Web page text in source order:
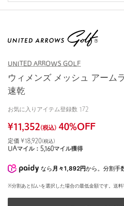
UNITED ARROWS GOLF
ウィメンズ メッシュ アーム
速乾
お気に入りアイテム登録数 172
¥11,352(税込) 40%OFF
定価 ¥ 18,920(税込)
UAマイル： 5,160マイル獲得
なら 月々1,892円から。分割手
※分割あと払いを選択した場合の最低金額です。送料